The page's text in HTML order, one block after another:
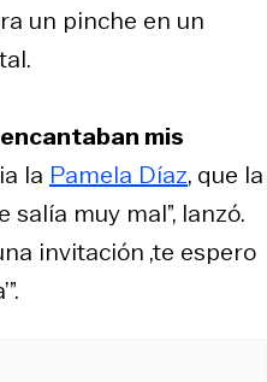
un pinche en un
mis
la Pamela Díaz, que la
salía muy mal”, lanzó.
invitación ‚te espero